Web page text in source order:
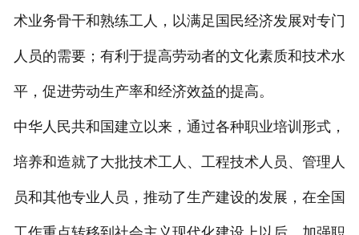
术业务骨干和熟练工人，以满足国民经济发展对专门
人员的需要；有利于提高劳动者的文化素质和技术水
平，促进劳动生产率和经济效益的提高。
中华人民共和国建立以来，通过各种职业培训形式，
培养和造就了大批技术工人、工程技术人员、管理人
员和其他专业人员，推动了生产建设的发展，在全国